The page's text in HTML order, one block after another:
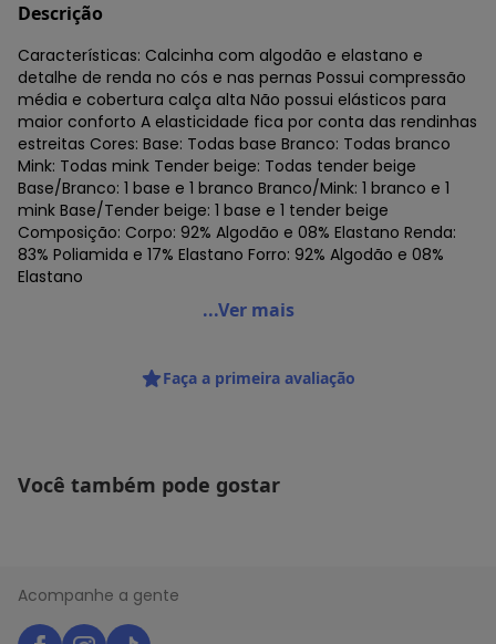
Descrição
Características: Calcinha com algodão e elastano e
detalhe de renda no cós e nas pernas Possui compressão
média e cobertura calça alta Não possui elásticos para
maior conforto A elasticidade fica por conta das rendinhas
estreitas Cores: Base: Todas base Branco: Todas branco
Mink: Todas mink Tender beige: Todas tender beige
Base/Branco: 1 base e 1 branco Branco/Mink: 1 branco e 1
mink Base/Tender beige: 1 base e 1 tender beige
Composição: Corpo: 92% Algodão e 08% Elastano Renda:
83% Poliamida e 17% Elastano Forro: 92% Algodão e 08%
Elastano
Triumph - Kit com 2 Calcinhas Alta Star Max Triumph 24649
...Ver mais
Faça a primeira avaliação
Você também pode gostar
Acompanhe a gente